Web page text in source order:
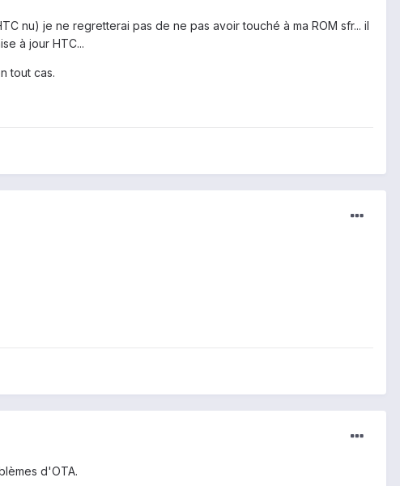
nu) je ne regretterai pas de ne pas avoir touché à ma ROM sfr... il
à jour HTC...
tout cas.
d'OTA.